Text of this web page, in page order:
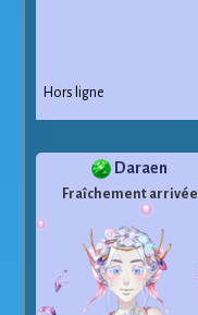
Hors ligne
Daraen
Fraîchement arrivée